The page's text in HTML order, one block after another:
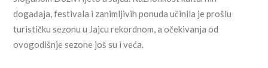
događaja, festivala i zanimljivih ponuda učinila je prošlu
turističku sezonu u Jajcu rekordnom, a očekivanja od
ovogodišnje sezone još su i veća.